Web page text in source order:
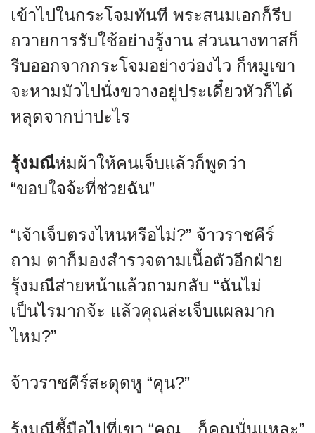
เข้าไปในกระโจมทันที พระสนมเอกก็รีบ
ถวายการรับใช้อย่างรู้งาน ส่วนนางทาสก็
รีบออกจากกระโจมอย่างว่องไว ก็หมูเขา
จะหามมัวไปนั่งขวางอยู่ประเดี๋ยวหัวก็ได้
หลุดจากบ่าปะไร
รุ้งมณีห่มผ้าให้คนเจ็บแล้วก็พูดว่า
“ขอบใจจ้ะที่ช่วยฉัน”
“เจ้าเจ็บตรงไหนหรือไม่?” จ้าวราชคีร์
ถาม ตาก็มองสำรวจตามเนื้อตัวอีกฝ่าย
รุ้งมณีส่ายหน้าแล้วถามกลับ “ฉันไม่
เป็นไรมากจ้ะ แล้วคุณล่ะเจ็บแผลมาก
ไหม?”
จ้าวราชคีร์สะดุดหู “คุน?”
รุ้งมณีชี้มือไปที่เขา “คุณ…ก็คุณนั่นแหละ”